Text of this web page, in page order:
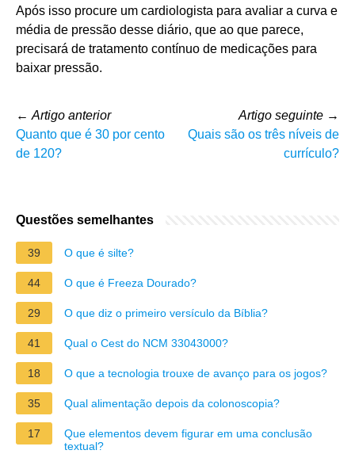
Após isso procure um cardiologista para avaliar a curva e
média de pressão desse diário, que ao que parece,
precisará de tratamento contínuo de medicações para
baixar pressão.
← Artigo anterior
Quanto que é 30 por cento
de 120?
Artigo seguinte →
Quais são os três níveis de
currículo?
Questões semelhantes
39 O que é silte?
44 O que é Freeza Dourado?
29 O que diz o primeiro versículo da Bíblia?
41 Qual o Cest do NCM 33043000?
18 O que a tecnologia trouxe de avanço para os jogos?
35 Qual alimentação depois da colonoscopia?
17
Que elementos devem figurar em uma conclusão
textual?